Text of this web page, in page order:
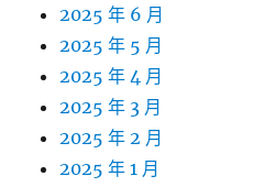
2025 年 6 月
2025 年 5 月
2025 年 4 月
2025 年 3 月
2025 年 2 月
2025 年 1 月